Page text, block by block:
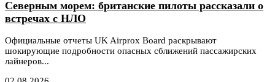
Северным морем: британские пилоты рассказали о
встречах с НЛО
Официальные отчеты UK Airprox Board раскрывают
шокирующие подробности опасных сближений пассажирских
лайнеров...